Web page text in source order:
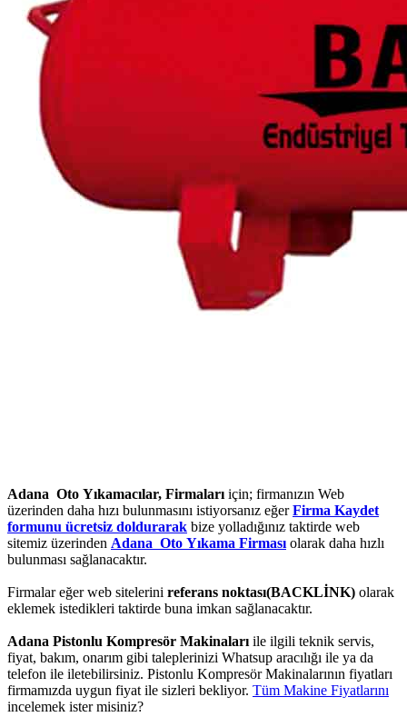
Adana Oto Yıkamacılar, Firmalarıiçin; firmanızın Web
üzerinden daha hızı bulunmasını istiyorsanız eğerFirma Kaydet
formunu ücretsiz doldurarak bize yolladığınız taktirde web
sitemiz üzerinden Adana Oto Yıkama Firmasıolarak daha hızlı
bulunması sağlanacaktır.
Firmalar eğer web sitelerini referans noktası(BACKLİNK) olarak
eklemek istedikleri taktirde buna imkan sağlanacaktır.
Adana Pistonlu Kompresör Makinalarıile ilgili teknik servis,
fiyat, bakım, onarım gibi taleplerinizi Whatsup aracılığı ile ya da
telefon ile iletebilirsiniz. Pistonlu Kompresör Makinalarının fiyatları
firmamızda uygun fiyat ile sizleri bekliyor. Tüm Makine Fiyatlarını
incelemek ister misiniz?